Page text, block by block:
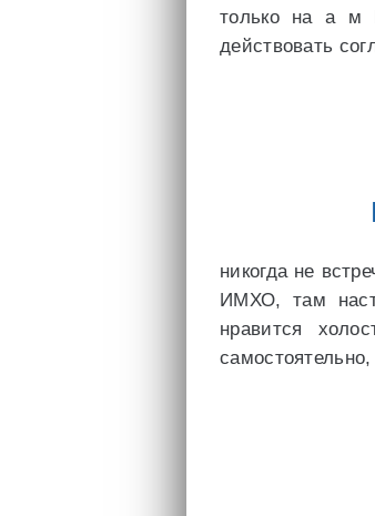
только на а м
действовать
никогда не
ИМХО, там
нравится